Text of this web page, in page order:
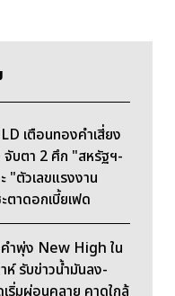
เตือนทองคำเสี่ยง
บตา 2 ศึก "สหรัฐฯ-
"ตัวเลขแรงงาน
ตาดอกเบี้ยเฟด
ำพุ่ง New High ใน
ห์ รับข่าวน้ำมันลง-